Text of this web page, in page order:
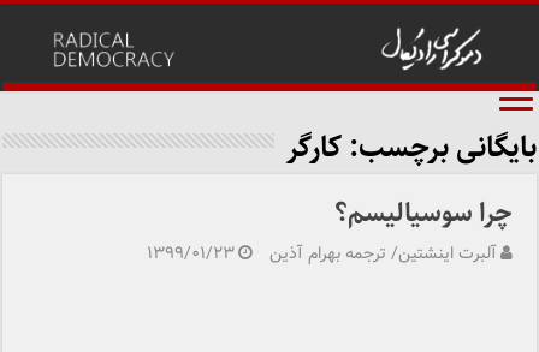
بایگانی برچسب:کارگر
چرا سوسیالیسم؟
آلبرت اینشتین/ ترجمه بهرام آذین ۱۳۹۹/۰۱/۲۳